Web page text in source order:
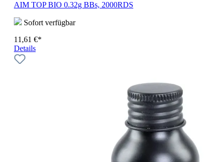
AIM TOP BIO 0.32g BBs, 2000RDS
Sofort verfügbar
11,61 €*
Details